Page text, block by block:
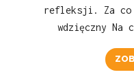
refleksji. Za co
wdzięczny Na